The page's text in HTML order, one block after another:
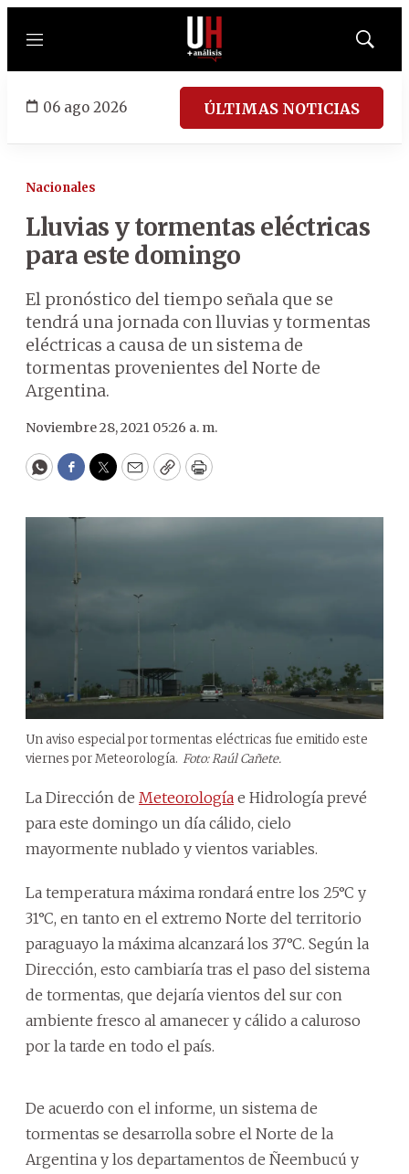
Menú
Mostrar
06 ago 2026 ÚLTIMAS NOTICIAS
Nacionales
Lluvias y tormentas eléctricas
para este domingo
El pronóstico del tiempo señala que se
tendrá una jornada con lluvias y tormentas
eléctricas a causa de un sistema de
tormentas provenientes del Norte de
Argentina.
Noviembre 28, 2021 05:26 a. m.
WhatsApp
Facebook
Twitter
EmailCopyPrint
Un aviso especial por tormentas eléctricas fue emitido este
viernes por Meteorología. Foto: Raúl Cañete.
La Dirección de Meteorología e Hidrología prevé
para este domingo un día cálido, cielo
mayormente nublado y vientos variables.
La temperatura máxima rondará entre los 25°C y
31°C, en tanto en el extremo Norte del territorio
paraguayo la máxima alcanzará los 37°C. Según la
Dirección, esto cambiaría tras el paso del sistema
de tormentas, que dejaría vientos del sur con
ambiente fresco al amanecer y cálido a caluroso
por la tarde en todo el país.
De acuerdo con el informe, un sistema de
tormentas se desarrolla sobre el Norte de la
Argentina y los departamentos de Ñeembucú y